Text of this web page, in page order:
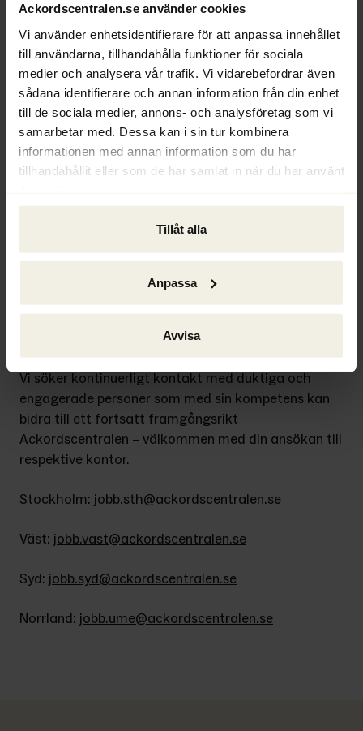
Ackordscentralen.se använder cookies
Vi använder enhetsidentifierare för att anpassa innehållet
till användarna, tillhandahålla funktioner för sociala
medier och analysera vår trafik. Vi vidarebefordrar även
sådana identifierare och annan information från din enhet
till de sociala medier, annons- och analysföretag som vi
samarbetar med. Dessa kan i sin tur kombinera
informationen med annan information som du har
tillhandahållit eller som de har samlat in när du har använt
Tillåt alla
Anpassa
Avvisa
Att arbeta med obeståndsfrågor är omväxlande och
utmanande. Det gäller att kunna lösa såväl
teoretiska komplicerade juridiska frågor som att
hantera praktiskt fungerande juridik.
En av våra styrkor är att vi kan handplocka
medarbetare med gedigen specialistkunskap och
förvaltarna, rekonstruktörerna, juristerna och
ekonomerna för att på bästa sätt tillvarata våra
uppdragsgivares och övriga intressenters intressen.
Vi söker kontinuerligt kontakt med duktiga och
engagerade personer som med sin kompetens kan
bidra till ett fortsatt framgångsrikt
Ackordscentralen – välkommen med din ansökan till
respektive kontor.
Stockholm: jobb.sth@ackordscentralen.se
Väst: jobb.vast@ackordscentralen.se
Syd: jobb.syd@ackordscentralen.se
Norrland: jobb.ume@ackordscentralen.se